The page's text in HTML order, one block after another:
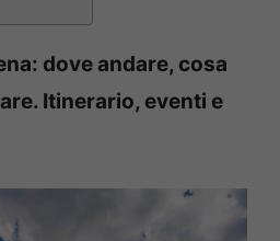
dove andare, cosa
Itinerario, eventi e